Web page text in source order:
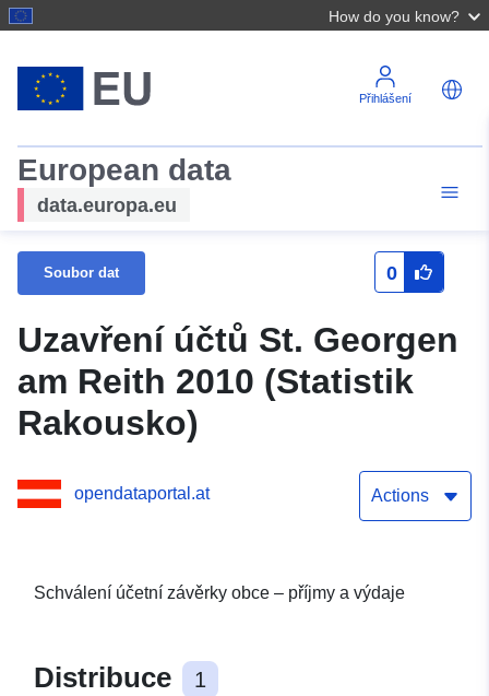
How do you know?
Přihlášení
European data
data.europa.eu
Soubor dat 0
Uzavření účtů St. Georgen
am Reith 2010 (Statistik
Rakousko)
opendataportal.at Actions
Schválení účetní závěrky obce – příjmy a výdaje
Distribuce 1